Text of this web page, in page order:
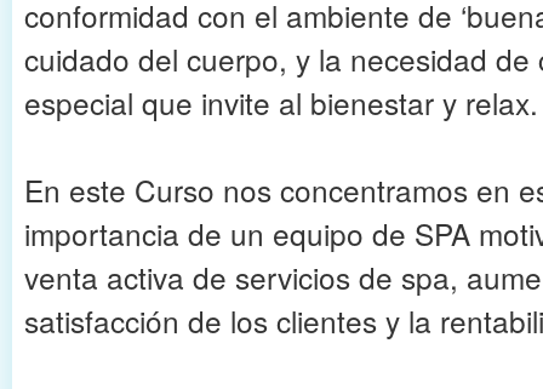
conformidad con el ambiente de
cuidado del cuerpo, y la necesidad
especial que invite al bienestar y relax.
En este Curso nos concentramos en
importancia de un equipo de SPA
venta activa de servicios de spa,
satisfacción de los clientes y la